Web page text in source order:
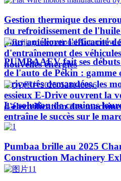
Gestion thermique des
du refroidissement de
pour améliorer l'efficacité
d'entraînement des
nouvelles énergies
PUMBAAEV fait ses
de l'auto de Pékin : gamme
Drive très demandées, les
essieux E-Drive ouvrent la
d'électrification des
La solution de camions
entraîne le succès sur le
Pumbaa brille au 2025
Construction Machinery